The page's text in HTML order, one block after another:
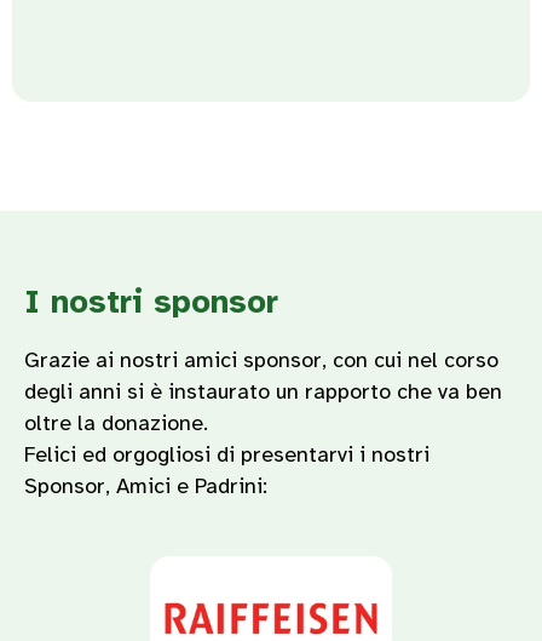
I nostri sponsor
Grazie ai nostri amici sponsor, con cui nel corso
degli anni si è instaurato un rapporto che va ben
oltre la donazione.
Felici ed orgogliosi di presentarvi i nostri
Sponsor, Amici e Padrini: